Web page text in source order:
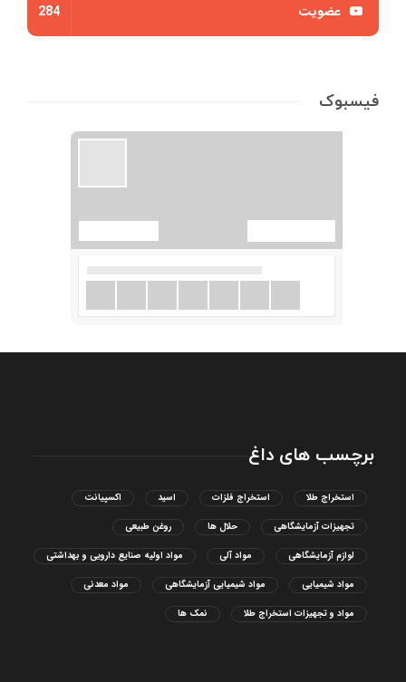
عضویت 284
فیسبوک
برچسب های داغ
استخراج طلا استخراج فلزات اسید اکسپیانت
تجهیزات آزمایشگاهی حلال ها روغن طبیعی
لوازم آزمایشگاهی مواد آلی مواد اولیه صنایع دارویی و بهداشتی
مواد شیمیایی مواد شیمیایی آزمایشگاهی مواد معدنی
مواد و تجهیزات استخراج طلا نمک ها